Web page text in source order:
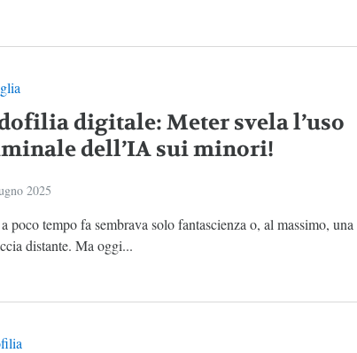
digitale: Meter svela l’uso
dell’IA sui minori!
2025
poco tempo fa sembrava solo fantascienza o, al massimo, una
distante. Ma oggi...